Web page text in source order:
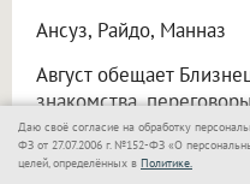
Ансуз, Райдо, Манназ
Август обещает
знакомства,
способны повлиять на
связана с поездками
Даю своё согласие на обработку
ФЗ от 27.07.2006 г. №152-ФЗ «О
целей, определённых в Политике.